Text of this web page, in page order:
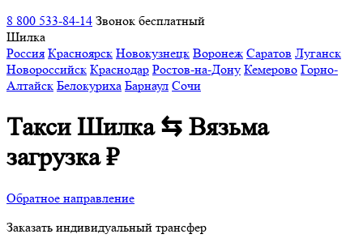
8 800 533-84-14 Звонок бесплатный
Шилка
Россия Красноярск Новокузнецк Воронеж Саратов Луганск
Новороссийск Краснодар Ростов-на-Дону Кемерово Горно-
Алтайск Белокуриха Барнаул Сочи
Такси Шилка ⇆ Вязьма
загрузка₽
Обратное направление
Заказать индивидуальный трансфер